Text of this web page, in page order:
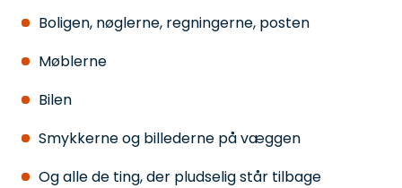
Boligen, nøglerne, regningerne, posten
Møblerne
Bilen
Smykkerne og billederne på væggen
Og alle de ting, der pludselig står tilbage